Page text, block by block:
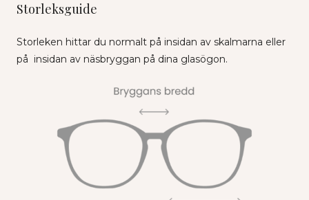
Storleksguide
Storleken hittar du normalt på insidan av skalmarna eller
på insidan av näsbryggan på dina glasögon.